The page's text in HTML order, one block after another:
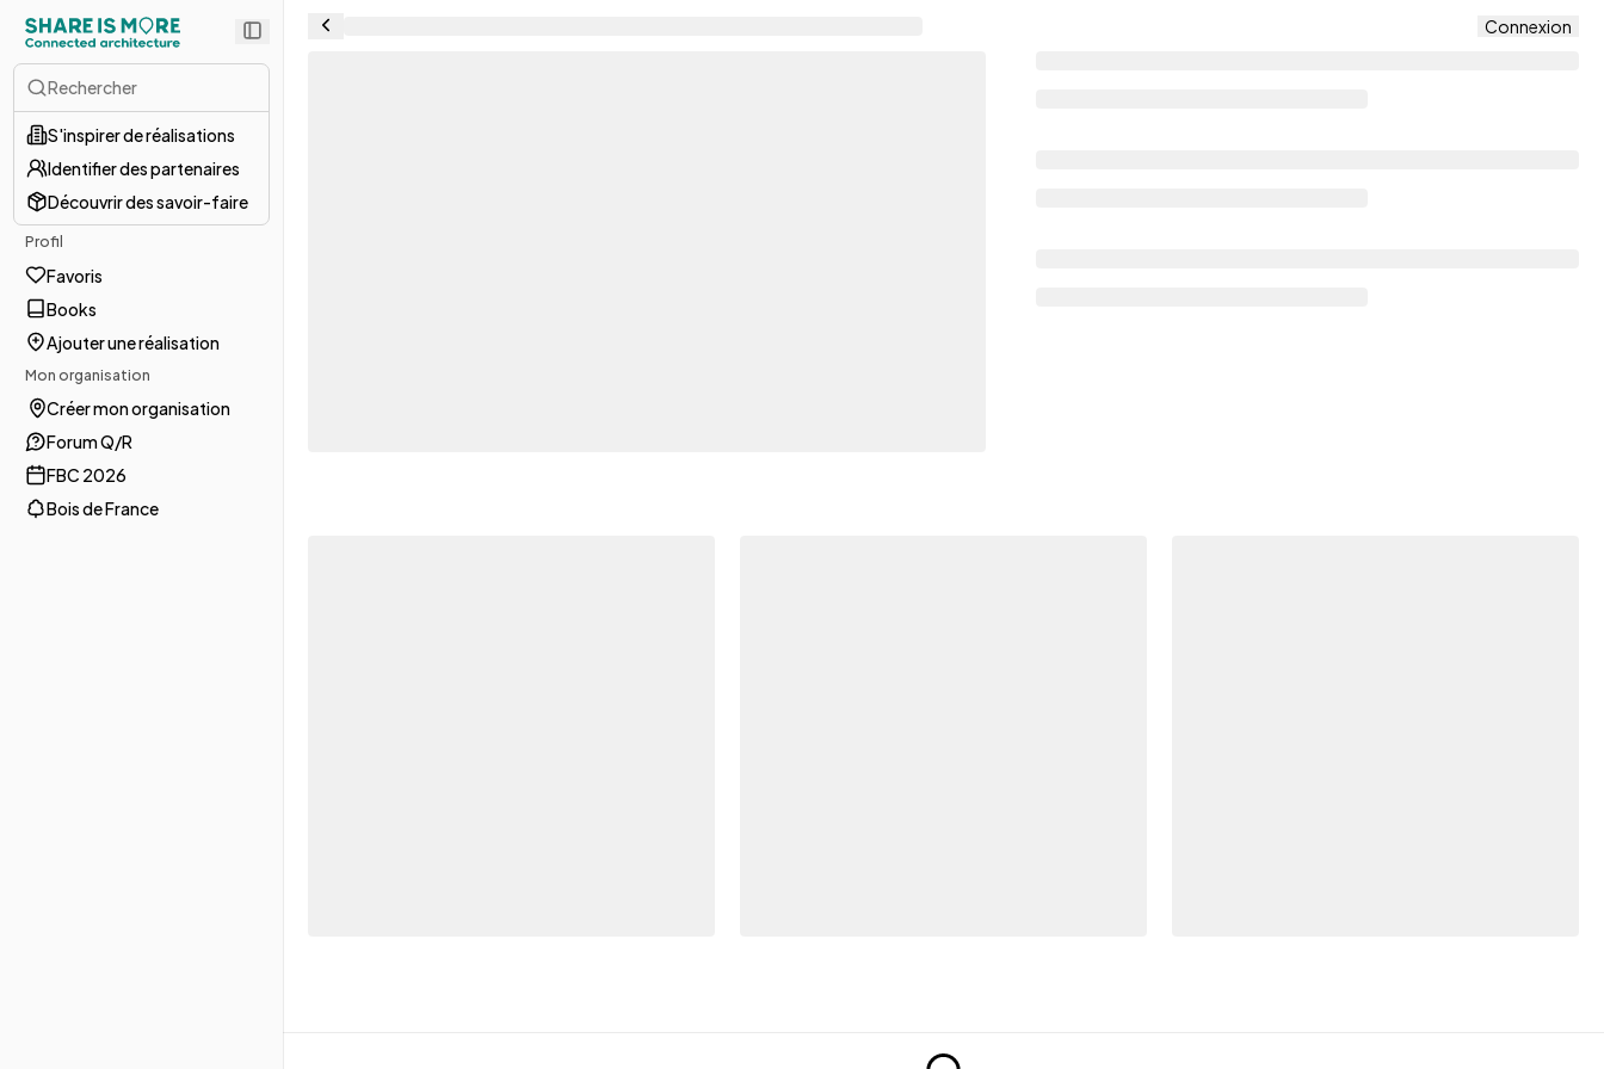
Rechercher
S'inspirer de réalisations
Identifier des partenaires
Découvrir des savoir-faire
Profil
Favoris
Books
Ajouter une réalisation
Mon organisation
Créer mon organisation
Forum Q/R
FBC 2026
Bois de France
Connexion